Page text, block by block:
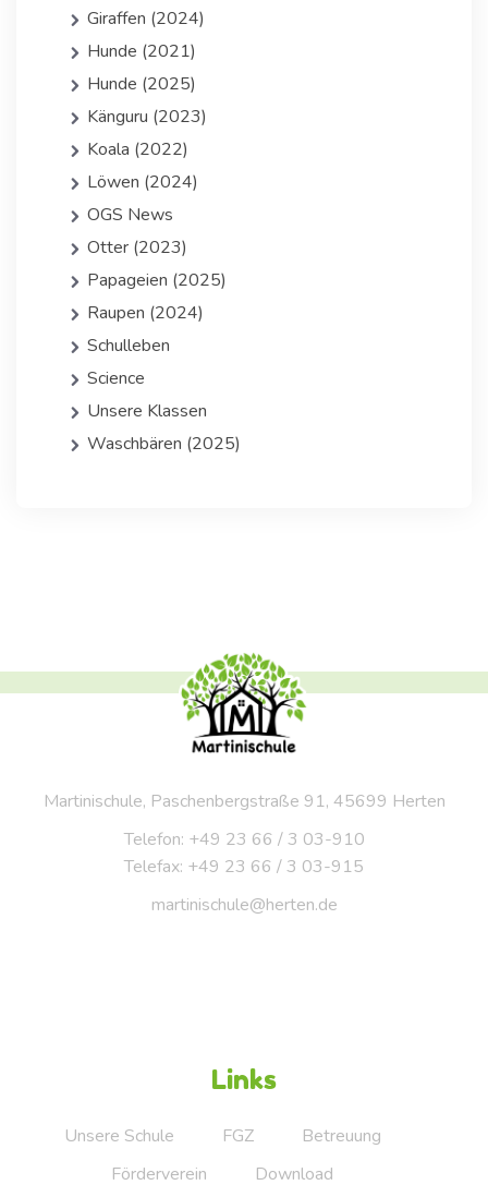
Giraffen (2024)
Hunde (2021)
Hunde (2025)
Känguru (2023)
Koala (2022)
Löwen (2024)
OGS News
Otter (2023)
Papageien (2025)
Raupen (2024)
Schulleben
Science
Unsere Klassen
Waschbären (2025)
Martinischule, Paschenbergstraße 91, 45699 Herten
Telefon: +49 23 66 / 3 03-910
Telefax: +49 23 66 / 3 03-915
martinischule@herten.de
Links
Unsere Schule FGZ
Betreuung
Förderverein
Download